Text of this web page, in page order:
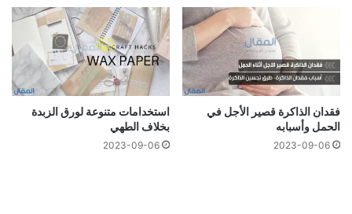
فقدان الذاكرة قصير الأجل في
الحمل وأسبابه
2023-09-06
استخدامات متنوعة لورق الزبدة
بخلاف الطهي
2023-09-06